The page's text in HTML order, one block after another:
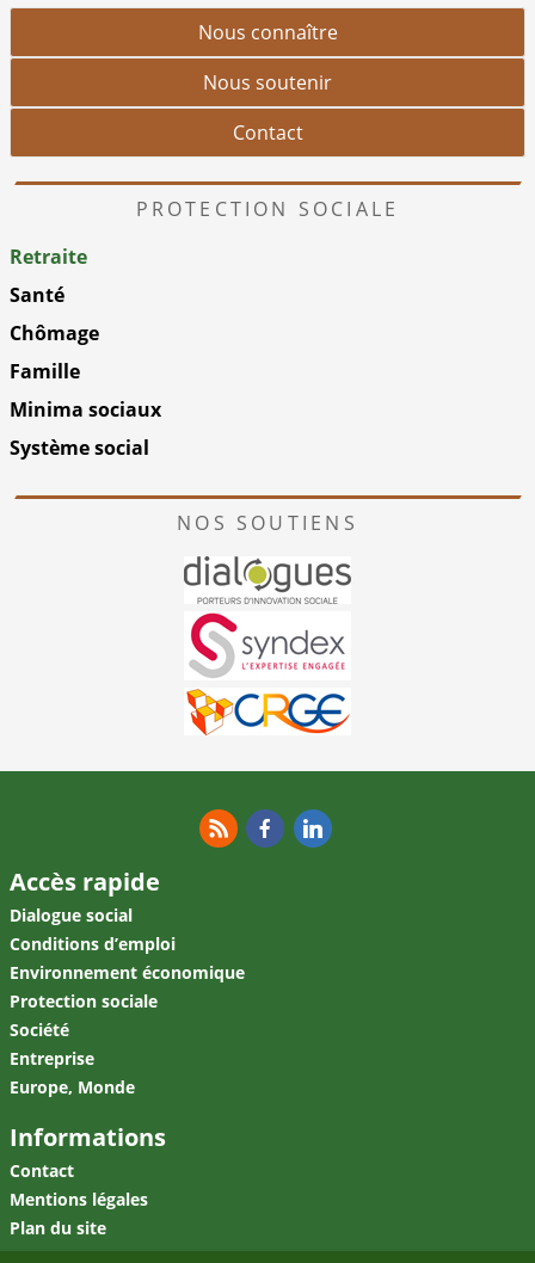
Nous connaître
Nous soutenir
Contact
PROTECTION SOCIALE
Retraite
Santé
Chômage
Famille
Minima sociaux
Système social
NOS SOUTIENS
Accès rapide
Dialogue social
Conditions d’emploi
Environnement économique
Protection sociale
Société
Entreprise
Europe, Monde
Informations
Contact
Mentions légales
Plan du site